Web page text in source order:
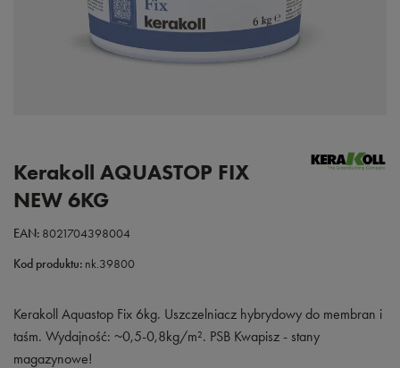
Kerakoll AQUASTOP FIX
NEW 6KG
EAN: 8021704398004
Kod produktu: nk.39800
Kerakoll Aquastop Fix 6kg. Uszczelniacz hybrydowy do membran i
taśm. Wydajność: ~0,5-0,8kg/m². PSB Kwapisz - stany
magazynowe!